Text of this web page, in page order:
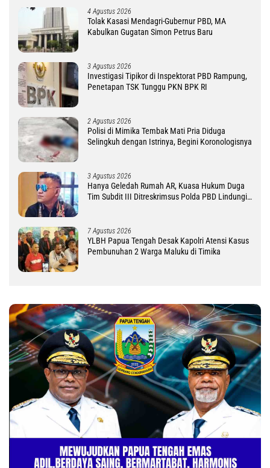
4 Agustus 2026
Tolak Kasasi Mendagri-Gubernur PBD, MA
Kabulkan Gugatan Simon Petrus Baru
3 Agustus 2026
Investigasi Tipikor di Inspektorat PBD Rampung,
Penetapan TSK Tunggu PKN BPK RI
2 Agustus 2026
Polisi di Mimika Tembak Mati Pria Diduga
Selingkuh dengan Istrinya, Begini Koronologisnya
3 Agustus 2026
Hanya Geledah Rumah AR, Kuasa Hukum Duga
Tim Subdit III Ditreskrimsus Polda PBD Lindungi
7 Agustus 2026
YLBH Papua Tengah Desak Kapolri Atensi Kasus
Pembunuhan 2 Warga Maluku di Timika